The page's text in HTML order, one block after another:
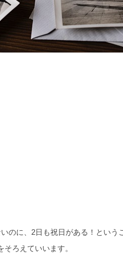
のに、2日も祝日がある！という
ろえていいます。